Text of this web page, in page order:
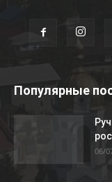
Популярные
06/